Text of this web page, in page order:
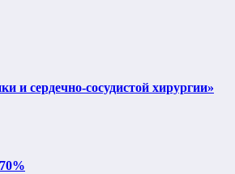
сердечно-сосудистой хирургии»